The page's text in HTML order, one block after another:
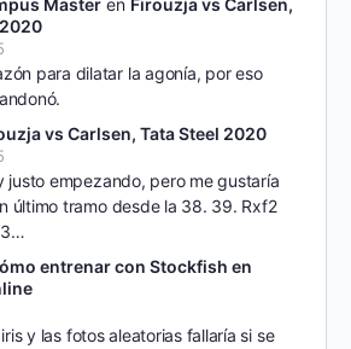
Masteren Firouzja vs Carlsen,
para dilatar la agonía, por eso
vs Carlsen, Tata Steel 2020
justo empezando, pero me gustaría
último tramo desde la 38. 39. Rxf2
entrenar con Stockfish en
y las fotos aleatorias fallaría si se